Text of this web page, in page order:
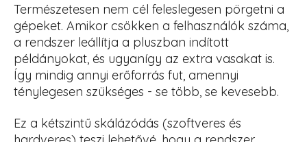
Természetesen nem cél feleslegesen pörgetni a
gépeket. Amikor csökken a felhasználók száma,
a rendszer leállítja a pluszban indított
példányokat, és ugyanígy az extra vasakat is.
Így mindig annyi erőforrás fut, amennyi
ténylegesen szükséges - se több, se kevesebb.
Ez a kétszintű skálázódás (szoftveres és